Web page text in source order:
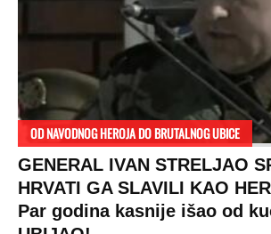
OD NAVODNOG HEROJA DO BRUTALNOG UBICE
GENERAL IVAN STRELJAO
HRVATI GA SLAVILI KAO
Par godina kasnije išao od